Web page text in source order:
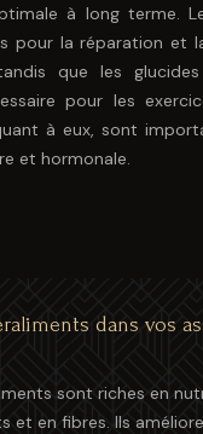
à long terme.
pour la réparation et
que les
pour les
à eux, sont
et hormonale.
dans vos
sont riches en
et en fibres. Ils